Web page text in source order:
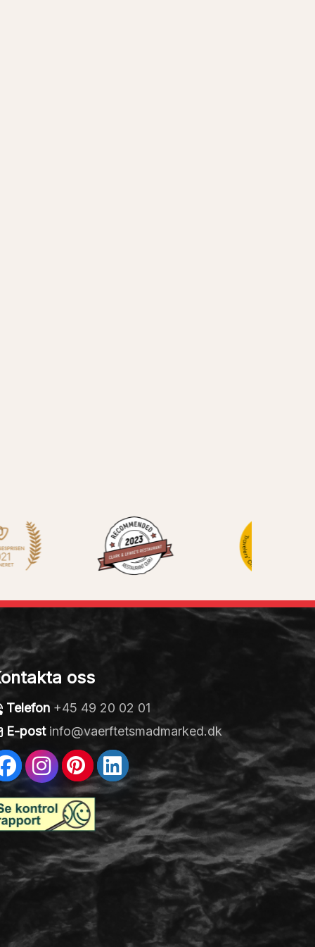
oss
Telefon +45 49 20 02 01
E-post info@vaerftetsmadmarked.dk